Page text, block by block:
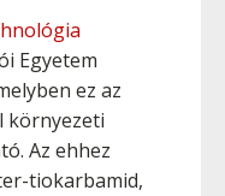
Egyetem
ez az
környezeti
Az ehhez
tiokarbamid,